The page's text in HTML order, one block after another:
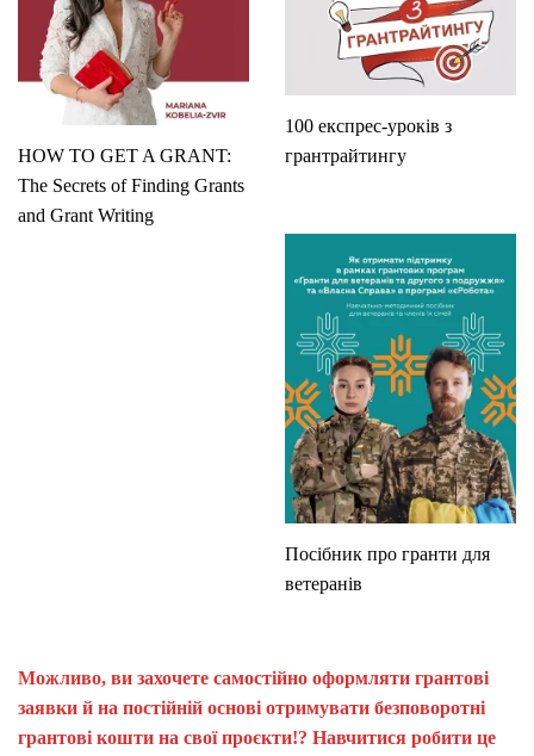
100 експрес-уроків з
грантрайтингу
HOW TO GET A GRANT:
The Secrets of Finding Grants
and Grant Writing
Посібник про гранти для
ветеранів
Можливо, ви захочете самостійно оформляти грантові
заявки й на постійній основі отримувати безповоротні
грантові кошти на свої проєкти!? Навчитися робити це